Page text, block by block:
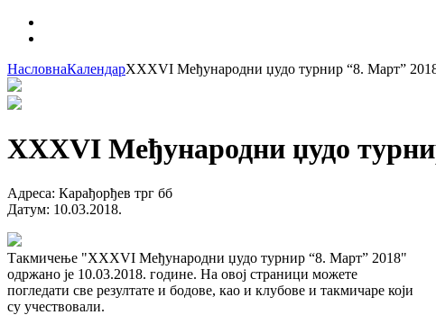
НасловнаКалендарXXXVI Међународни џудо турнир “8. Март”
XXXVI Међународни џудо
Адреса: Карађорђев трг бб
Датум: 10.03.2018.
Такмичење "XXXVI Међународни џудо турнир “8. Март” 2018"
одржано је 10.03.2018. године. На овој страници можете
погледати све резултате и бодове, као и клубове и такмичаре који
су учествовали.